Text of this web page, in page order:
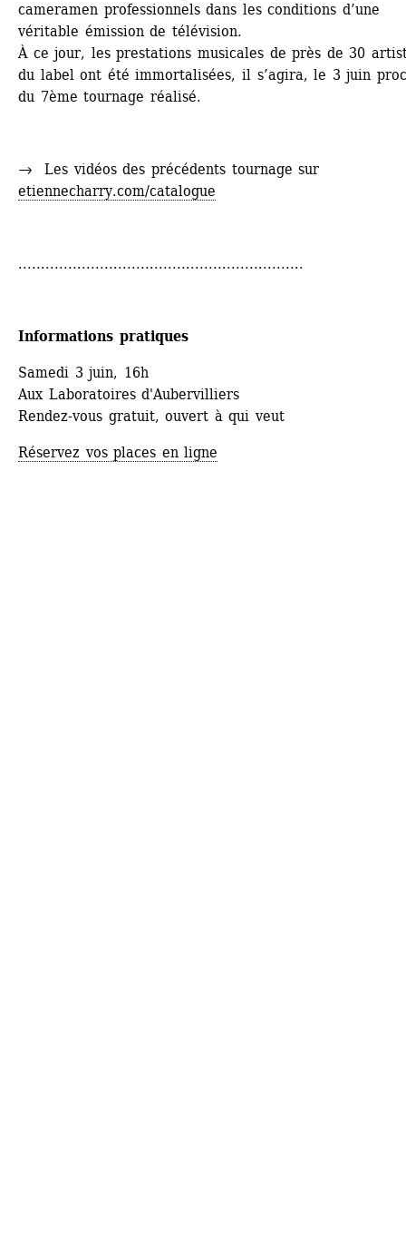
cameramen professionnels dans les conditions d’une
véritable émission de télévision.
À ce jour, les prestations musicales de près de 30
du label ont été immortalisées, il s’agira, le 3 juin
du 7ème tournage réalisé.
→ Les vidéos des précédents tournage sur
etiennecharry.com/catalogue
...............................................................
Informations pratiques
Samedi 3 juin, 16h
Aux Laboratoires d'Aubervilliers
Rendez-vous gratuit, ouvert à qui veut
Réservez vos places en ligne